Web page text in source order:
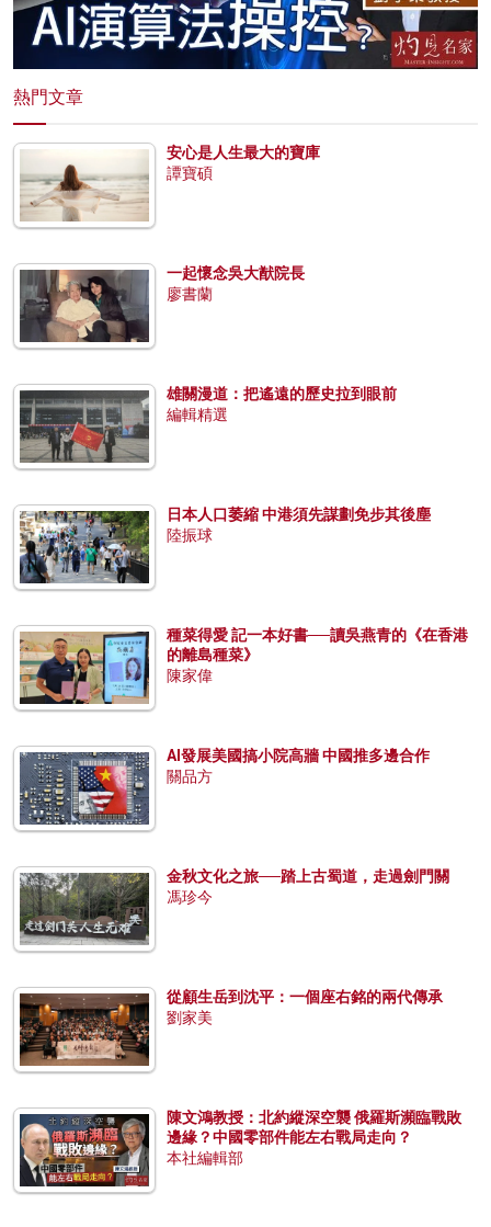
熱門文章
安心是人生最大的寶庫
譚寶碩
一起懷念吳大猷院長
廖書蘭
雄關漫道：把遙遠的歷史拉到眼前
編輯精選
日本人口萎縮 中港須先謀劃免步其後塵
陸振球
種菜得愛 記一本好書──讀吳燕青的《在香港
的離島種菜》
陳家偉
AI發展美國搞小院高牆 中國推多邊合作
關品方
金秋文化之旅──踏上古蜀道，走過劍門關
馮珍今
從顧生岳到沈平：一個座右銘的兩代傳承
劉家美
陳文鴻教授：北約縱深空襲 俄羅斯瀕臨戰敗
邊緣？中國零部件能左右戰局走向？
本社編輯部